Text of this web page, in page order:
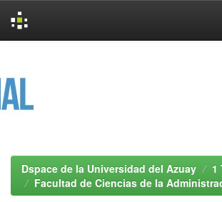
Dspace de la Universidad del Azuay
1
Facultad de Ciencias de la